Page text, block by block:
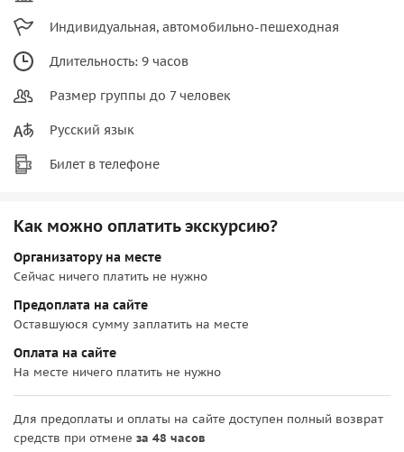
Индивидуальная, автомобильно-пешеходная
Длительность: 9 часов
Размер группы до 7 человек
Русский язык
Билет в телефоне
Как можно оплатить экскурсию?
Организатору на месте
Сейчас ничего платить не нужно
Предоплата на сайте
Оставшуюся сумму заплатить на месте
Оплата на сайте
На месте ничего платить не нужно
Для предоплаты и оплаты на сайте доступен полный возврат
средств при отмене за 48 часов